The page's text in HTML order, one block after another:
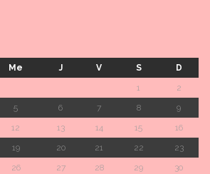
Me J V S D
1
2
5 6 7 8
9
12 13 14 15
16
19 20 21 22
23
26 27 28 29
30